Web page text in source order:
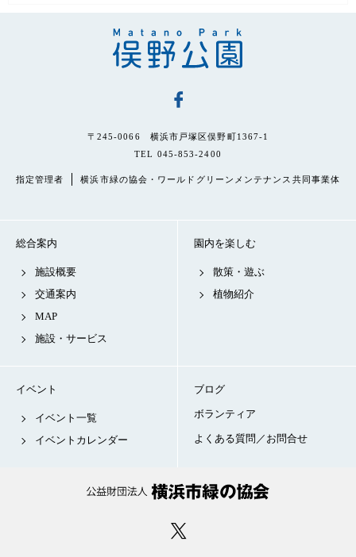
〒245-0066 横浜市戸塚区俣野町1367-1
TEL 045-853-2400
指定管理者 横浜市緑の協会・ワールドグリーンメンテナンス共同事業体
総合案内
施設概要
交通案内
MAP
施設・サービス
園内を楽しむ
散策・遊ぶ
植物紹介
イベント
イベント一覧
イベントカレンダー
ブログ
ボランティア
よくある質問／お問合せ